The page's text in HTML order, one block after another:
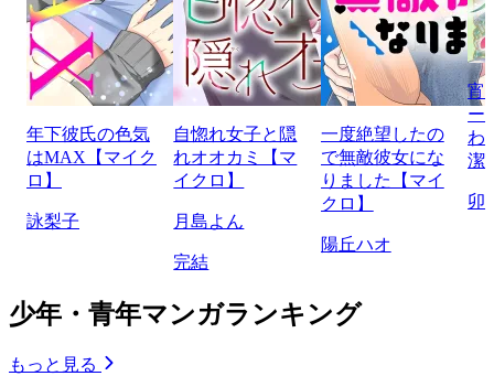
年下彼氏の色気
はMAX【マイク
ロ】
詠梨子
自惚れ女子と隠
れオオカミ【マ
イクロ】
月島よん
完結
一度絶望したの
で無敵彼女にな
りました【マイ
クロ】
陽丘ハオ
宵
ー
わ
潔
卯
少年・青年マンガランキング
もっと見る